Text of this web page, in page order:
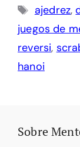
ajedrez,
juegos de
reversi,
hanoi
Sobre